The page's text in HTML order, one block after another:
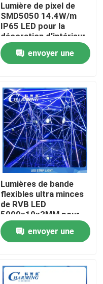
Lumière de pixel de
SMD5050 14.4W/m
IP65 LED pour la
décoration d'intérieur
de la barre KTV
envoyer une
Lumières de bande
flexibles ultra minces
de RVB LED
5000x10x3MM pour
l'hôtel
envoyer une